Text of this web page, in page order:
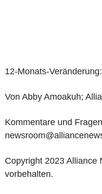
12-Monats-
Von Abby Amoakuh;
Kommentare und
Copyright 2023 Alliance
vorbehalten.